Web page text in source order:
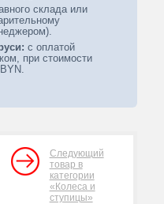
склада или
с оплатой
при стоимости
Следующий
товар в
категории
«Колеса и
ступицы»